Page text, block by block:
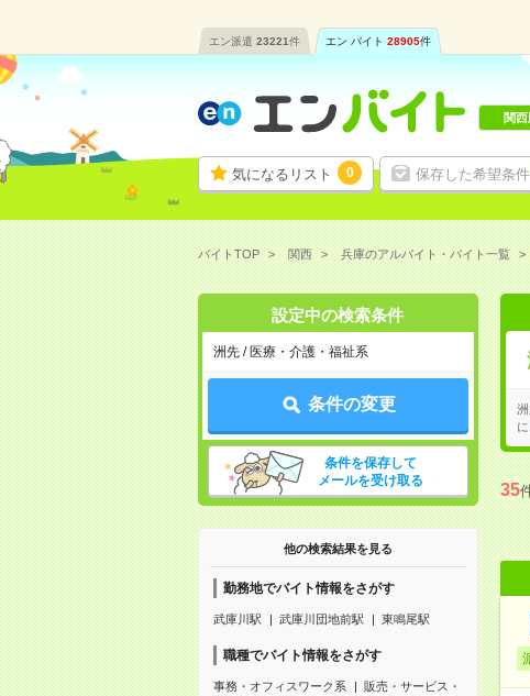
エン派遣 23221件 エン バイト 28905件
気になるリスト 0 保存した希望条件
関西
バイトTOP 関西 兵庫のアルバイト・バイト一覧
設定中の検索条件
洲先 / 医療・介護・福祉系
条件の変更
条件を保存して
メールを受け取る
他の検索結果を見る
勤務地でバイト情報をさがす
武庫川駅 武庫川団地前駅 東鳴尾駅
職種でバイト情報をさがす
事務・オフィスワーク系
販売・サービス・
に
35